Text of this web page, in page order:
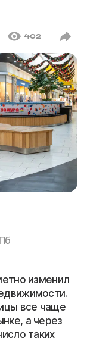
402
изменил
все чаще
а через
таких